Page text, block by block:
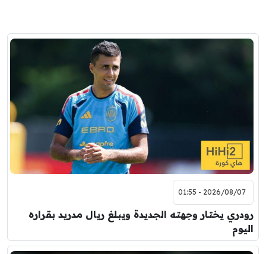
2026/08/07 - 01:55
رودري يختار وجهته الجديدة ويبلغ ريال مدريد بقراره
اليوم